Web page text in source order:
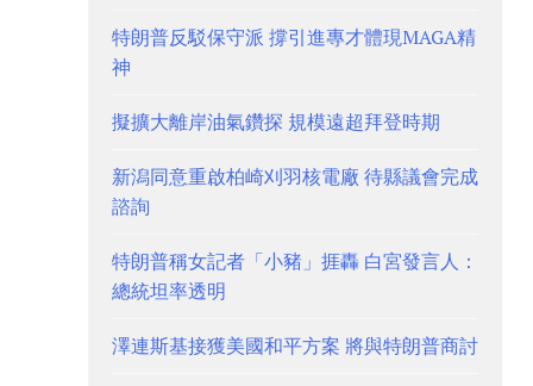
特朗普反駁保守派 撐引進專才體現MAGA精
神
擬擴大離岸油氣鑽探 規模遠超拜登時期
新潟同意重啟柏崎刈羽核電廠 待縣議會完成
諮詢
特朗普稱女記者「小豬」捱轟 白宮發言人：
總統坦率透明
澤連斯基接獲美國和平方案 將與特朗普商討